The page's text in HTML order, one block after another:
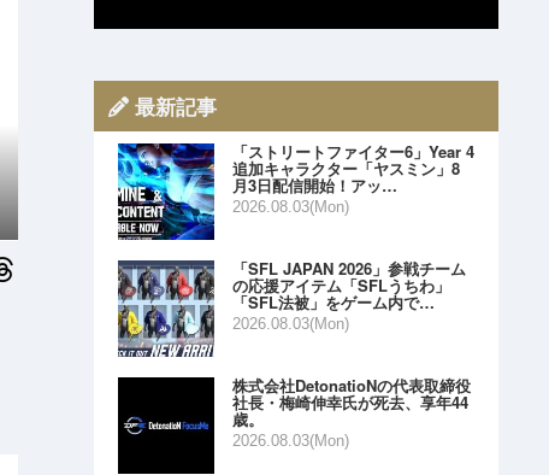
最新記事
「ストリートファイター6」Year 4
追加キャラクター「ヤスミン」8
月3日配信開始！アッ…
2026.08.03(Mon)
「SFL JAPAN 2026」参戦チーム
の応援アイテム「SFLうちわ」
「SFL法被」をゲーム内で…
2026.08.03(Mon)
株式会社DetonatioNの代表取締役
社長・梅崎伸幸氏が死去、享年44
歳。
2026.08.03(Mon)